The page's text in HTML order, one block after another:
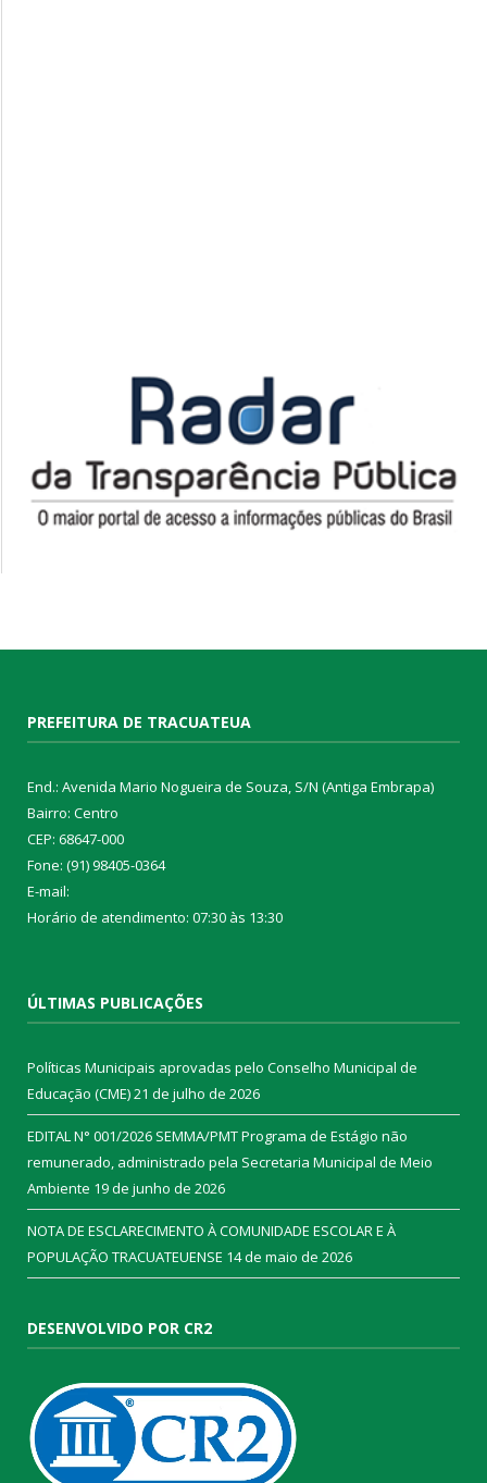
PREFEITURA DE TRACUATEUA
End.: Avenida Mario Nogueira de Souza, S/N (Antiga Embrapa)
Bairro: Centro
CEP: 68647-000
Fone: (91) 98405-0364
E-mail:
Horário de atendimento: 07:30 às 13:30
ÚLTIMAS PUBLICAÇÕES
Políticas Municipais aprovadas pelo Conselho Municipal de
Educação (CME)21 de julho de 2026
EDITAL N° 001/2026 SEMMA/PMT Programa de Estágio não
remunerado, administrado pela Secretaria Municipal de Meio
Ambiente 19 de junho de 2026
NOTA DE ESCLARECIMENTO À COMUNIDADE ESCOLAR E À
POPULAÇÃO TRACUATEUENSE 14 de maio de 2026
DESENVOLVIDO POR CR2